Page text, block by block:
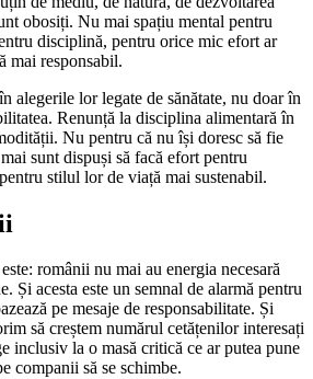
obosiți. Nu mai spațiu mental pentru
disciplină, pentru orice mic efort ar
mai responsabil.
alegerile lor legate de sănătate, nu doar în
Renunță la disciplina alimentară în
Nu pentru că nu își doresc să fie
sunt dispuși să facă efort pentru
stilul lor de viață mai sustenabil.
românii nu mai au energia necesară
Și acesta este un semnal de alarmă pentru
pe mesaje de responsabilitate. Și
să creștem numărul cetățenilor interesați
inclusiv la o masă critică ce ar putea pune
companii să se schimbe.